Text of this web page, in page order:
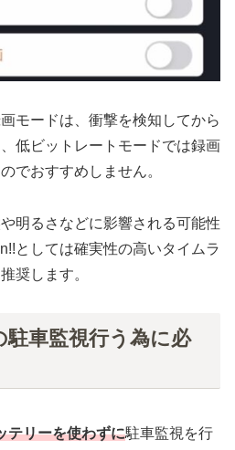
モードは、衝撃を検知してから
低ビットレートモードでは録画
でおすすめしません。
明るさなどに影響される可能性
としては確実性の高いタイムラ
奨します。
駐車監視行う為に必
テリーを使わずに駐車監視を行